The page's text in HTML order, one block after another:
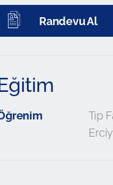
Randevu Al
Tıp